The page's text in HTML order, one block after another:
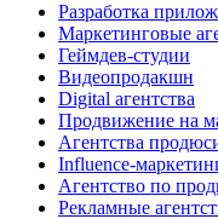
Разработка
Маркетинговые
Геймдев-студии
Видеопродакшн
Digital агентства
Продвижение на
Агентства
Influence-
Агентство по
Рекламные